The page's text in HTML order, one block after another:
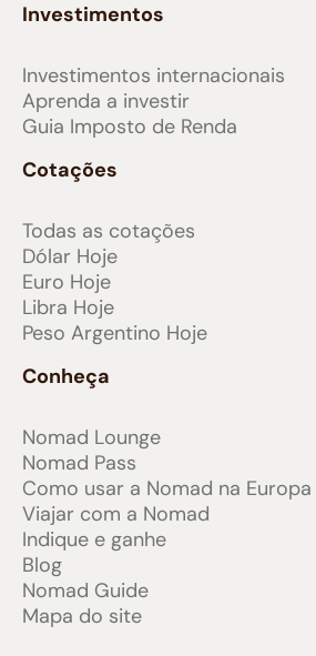
Investimentos
Investimentos internacionais
Aprenda a investir
Guia Imposto de Renda
Cotações
Todas as cotações
Dólar Hoje
Euro Hoje
Libra Hoje
Peso Argentino Hoje
Conheça
Nomad Lounge
Nomad Pass
Como usar a Nomad na Europa
Viajar com a Nomad
Indique e ganhe
Blog
Nomad Guide
Mapa do site